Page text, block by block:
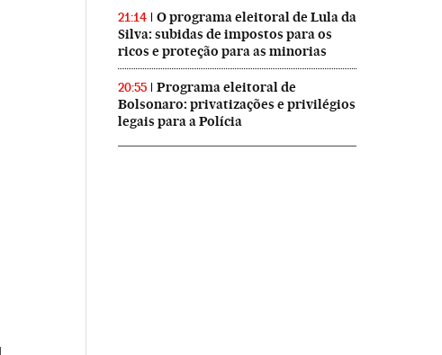
21:14
O programa eleitoral de Lula da
Silva: subidas de impostos para os
ricos e proteção para as minorias
20:55
Programa eleitoral de
Bolsonaro: privatizações e privilégios
legais para a Polícia